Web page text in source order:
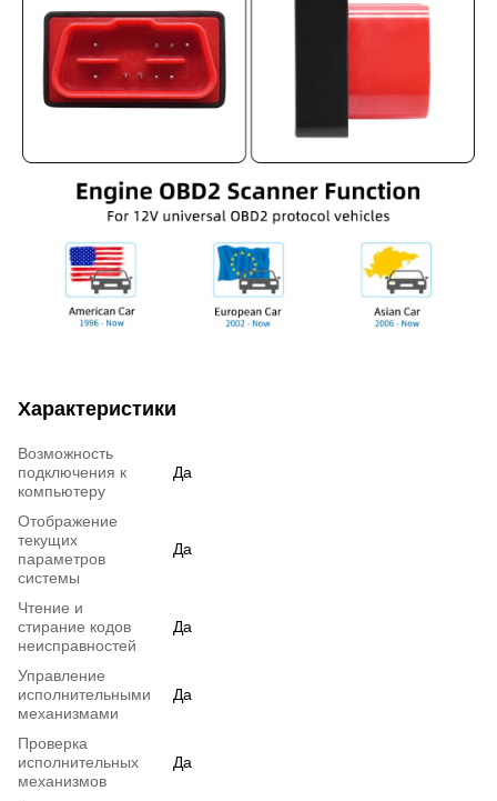
Характеристики
Возможность
подключения к
компьютеру
Да
Отображение
текущих
параметров
системы
Да
Чтение и
стирание кодов
неисправностей
Да
Управление
исполнительными
механизмами
Да
Проверка
исполнительных
механизмов
Да